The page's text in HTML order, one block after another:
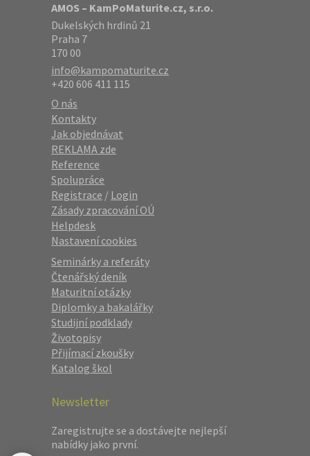
AMOS – KamPoMaturite.cz, s.r.o.
Dukelských hrdinů 21
Praha 7
170 00
info@kampomaturite.cz
+420 606 411 115
O nás
Kontakty
Jak objednávat
REKLAMA zde
Reference
Spolupráce
Registrace / Login
Zásady zpracování OÚ
Helpdesk
Nastavení cookies
Seminárky a referáty
Čtenářský deník
Maturitní otázky
Diplomky a bakalářky
Studijní podklady
Životopisy
Přijímací zkoušky
Katalog škol
Newsletter
Zaregistrujte se a dostávejte nejlepší
nabídky jako první.